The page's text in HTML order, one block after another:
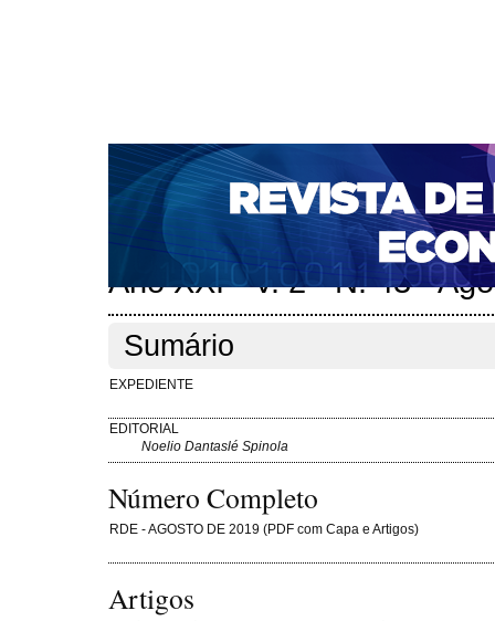
CAPA SOBRE ACESSO CADASTRO
NOTÍCIAS
PORTAL DE REVISTAS DA UNIFACS
BASES DE DADOS E INDEXADORES
Capa Edições anteriores > Ano XXI - V. 2 - N. 43 - Agosto de
Ano XXI - V. 2 - N. 43 -
Sumário
EXPEDIENTE
EDITORIAL
Noelio Dantaslé Spinola
Número Completo
RDE - AGOSTO DE 2019 (PDF com Capa e Artigos)
Artigos